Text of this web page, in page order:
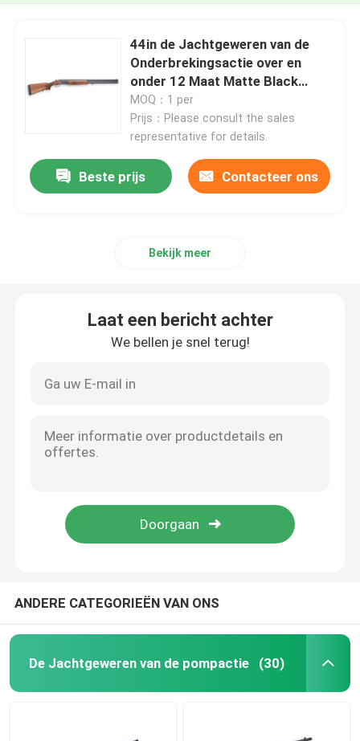
44in de Jachtgeweren van de
Onderbrekingsactie over en
onder 12 Maat Matte Black
Surface
MOQ：1 per
Prijs：Please consult the sales
representative for details.
Beste prijs Contacteer ons
Bekijk meer
Laat een bericht achter
We bellen je snel terug!
ANDERE CATEGORIEËN VAN ONS
De Jachtgeweren van de pompactie (30)